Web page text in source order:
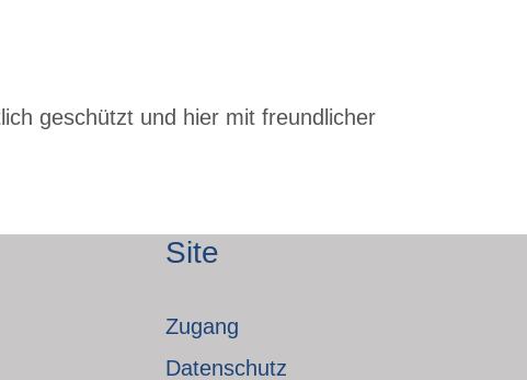
geschützt und hier mit freundlicher
Site
Zugang
Datenschutz